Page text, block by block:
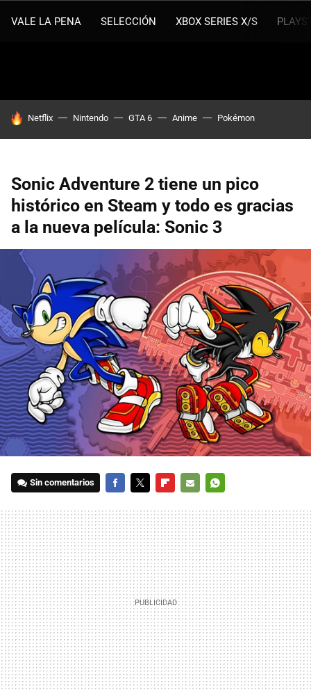
VALE LA PENA SELECCIÓN XBOX SERIES X/S
HOY SE HABLA DE
Netflix Nintendo GTA 6 Anime Pokémon
Sonic Adventure 2 tiene un pico
histórico en Steam y todo es gracias
a la nueva película: Sonic 3
Sin comentarios
MAIL